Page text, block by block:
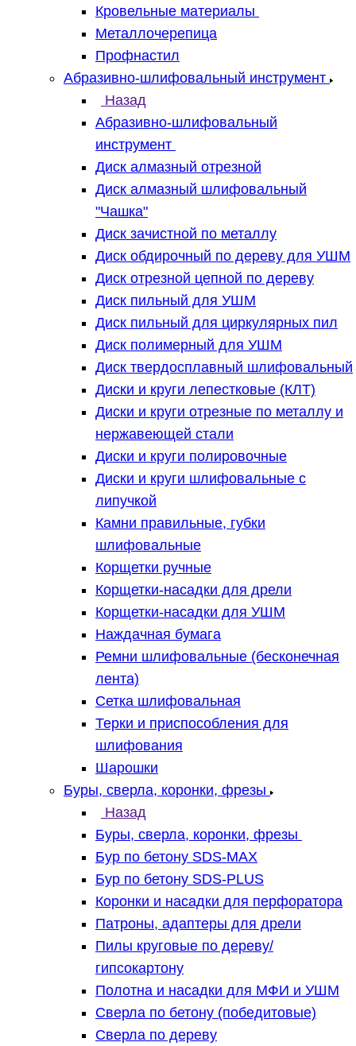
Кровельные материалы
Металлочерепица
Профнастил
Абразивно-шлифовальный инструмент
Назад
Абразивно-шлифовальный
инструмент
Диск алмазный отрезной
Диск алмазный шлифовальный
"Чашка"
Диск зачистной по металлу
Диск обдирочный по дереву для УШМ
Диск отрезной цепной по дереву
Диск пильный для УШМ
Диск пильный для циркулярных пил
Диск полимерный для УШМ
Диск твердосплавный шлифовальный
Диски и круги лепестковые (КЛТ)
Диски и круги отрезные по металлу и
нержавеющей стали
Диски и круги полировочные
Диски и круги шлифовальные с
липучкой
Камни правильные, губки
шлифовальные
Корщетки ручные
Корщетки-насадки для дрели
Корщетки-насадки для УШМ
Наждачная бумага
Ремни шлифовальные (бесконечная
лента)
Сетка шлифовальная
Терки и приспособления для
шлифования
Шарошки
Буры, сверла, коронки, фрезы
Назад
Буры, сверла, коронки, фрезы
Бур по бетону SDS-MAX
Бур по бетону SDS-PLUS
Коронки и насадки для перфоратора
Патроны, адаптеры для дрели
Пилы круговые по дереву/
гипсокартону
Полотна и насадки для МФИ и УШМ
Сверла по бетону (победитовые)
Сверла по дереву